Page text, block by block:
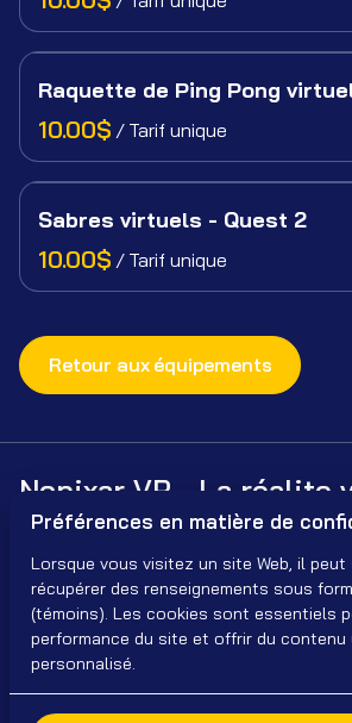
Raquette de Ping Pong
/
Sabres virtuels - Quest 2
/
Retour aux équipements
Nopixar VR - La réalite
mesure, pour tous
2026 Nopixar VR. Tous droits réservés.
nopixar@gmail.com| (418) 440-7435 |
Préférences en matière de
Lorsque vous visitez un site Web, il
récupérer des renseignements sous
(témoins). Les cookies sont essentiels
performance du site et offrir du contenu
personnalisé.